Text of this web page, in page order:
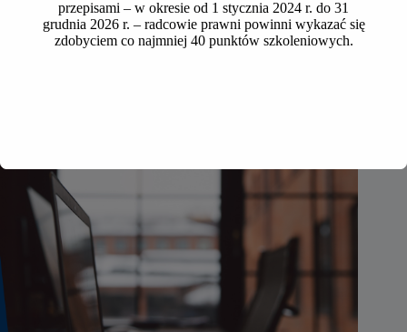
Seniorzy OIRP w Toruniu na wycieczce do Inowrocławia i
Ostromecka
przepisami – w okresie od 1 stycznia 2024 r. do 31
grudnia 2026 r. – radcowie prawni powinni wykazać się
zdobyciem co najmniej 40 punktów szkoleniowych.